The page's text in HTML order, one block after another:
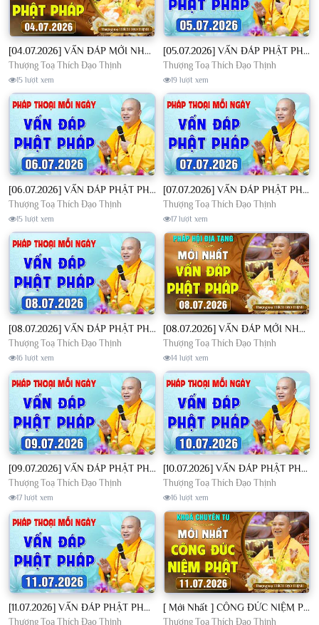
[04.07.2026] VẤN ĐÁP MỚI NHẤT - Pháp Hội Địa Tạng Chùa Khai Nguyên | TT. Thích Đạo Thịnh
Thượng Toạ Thích Đạo Thịnh
15 lượt xem
[05.07.2026] VẤN ĐÁP PHẬT PHÁP - Nghe Thầy giảng Pháp mỗi ngày CÔNG ĐỨC VÔ LƯỢNG│TT. Thích Đạo Thịnh
Thượng Toạ Thích Đạo Thịnh
19 lượt xem
[06.07.2026] VẤN ĐÁP PHẬT PHÁP - Nghe Thầy giảng Pháp mỗi ngày CÔNG ĐỨC VÔ LƯỢNG│TT. Thích Đạo Thịnh
Thượng Toạ Thích Đạo Thịnh
15 lượt xem
[07.07.2026] VẤN ĐÁP PHẬT PHÁP - Nghe Thầy giảng Pháp mỗi ngày CÔNG ĐỨC VÔ LƯỢNG│TT. Thích Đạo Thịnh
Thượng Toạ Thích Đạo Thịnh
17 lượt xem
[08.07.2026] VẤN ĐÁP PHẬT PHÁP - Nghe Thầy giảng Pháp mỗi ngày CÔNG ĐỨC VÔ LƯỢNG│TT. Thích Đạo Thịnh
Thượng Toạ Thích Đạo Thịnh
16 lượt xem
[08.07.2026] VẤN ĐÁP MỚI NHẤT - Pháp Hội Địa Tạng Chùa Khai Nguyên | TT. Thích Đạo Thịnh
Thượng Toạ Thích Đạo Thịnh
14 lượt xem
[09.07.2026] VẤN ĐÁP PHẬT PHÁP - Nghe Thầy giảng Pháp mỗi ngày CÔNG ĐỨC VÔ LƯỢNG│TT. Thích Đạo Thịnh
Thượng Toạ Thích Đạo Thịnh
17 lượt xem
[10.07.2026] VẤN ĐÁP PHẬT PHÁP - Nghe Thầy giảng Pháp mỗi ngày CÔNG ĐỨC VÔ LƯỢNG│TT. Thích Đạo Thịnh
Thượng Toạ Thích Đạo Thịnh
16 lượt xem
[11.07.2026] VẤN ĐÁP PHẬT PHÁP - Nghe Thầy giảng Pháp mỗi ngày CÔNG ĐỨC VÔ LƯỢNG│TT. Thích Đạo Thịnh
Thượng Toạ Thích Đạo Thịnh
[ Mới Nhất ] CÔNG ĐỨC NIỆM PHẬT - Khoá Chuyên Tu Chùa Khai Nguyên 11/07/2026 | TT. Thích Đạo Thịnh
Thượng Toạ Thích Đạo Thịnh